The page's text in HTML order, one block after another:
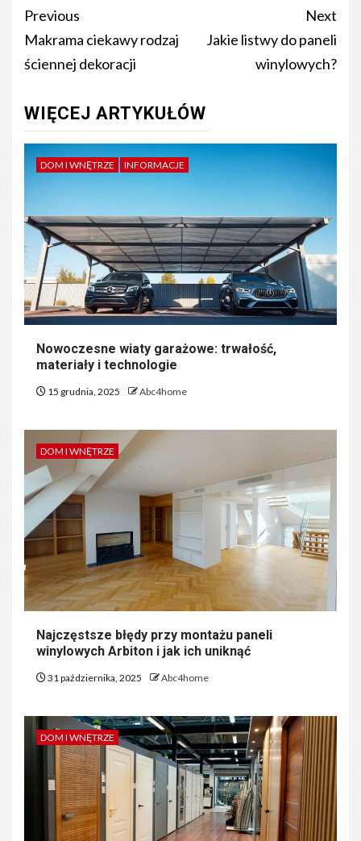
Post
navigation
Previous
Makrama ciekawy rodzaj
ściennej dekoracji
Next
Jakie listwy do paneli
winylowych?
WIĘCEJ ARTYKUŁÓW
DOM I WNĘTRZE INFORMACJE
Nowoczesne wiaty garażowe: trwałość,
materiały i technologie
15 grudnia, 2025 Abc4home
DOM I WNĘTRZE
Najczęstsze błędy przy montażu paneli
winylowych Arbiton i jak ich uniknąć
31 października, 2025 Abc4home
DOM I WNĘTRZE